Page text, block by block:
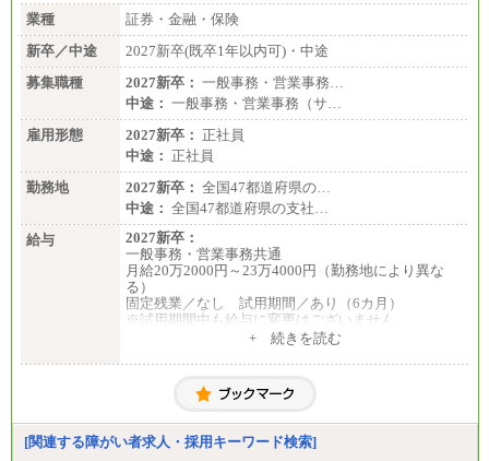
業種
証券・金融・保険
新卒／中途
2027新卒(既卒1年以内可)・中途
募集職種
2027新卒： 一般事務・営業事務…
中途： 一般事務・営業事務（サ…
雇用形態
2027新卒： 正社員
中途： 正社員
勤務地
2027新卒： 全国47都道府県の…
中途： 全国47都道府県の支社…
給与
2027新卒：
一般事務・営業事務共通
月給20万2000円～23万4000円（勤務地により異な
る）
固定残業／なし 試用期間／あり（6カ月）
※試用期間中も給与に変更はございません
月給20万2000円～23万4000円（勤務地により異な
固定残業／なし 試用期間／あり（6か月）
+ 続きを読む
[関連する障がい者求人・採用キーワード検索]